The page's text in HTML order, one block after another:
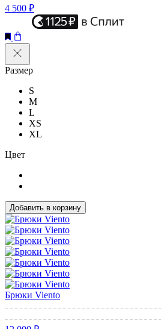
4 500 ₽
Размер
S
M
L
XS
XL
Цвет
Добавить в корзину
Брюки Viento